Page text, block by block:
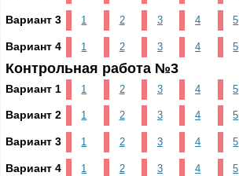
Вариант 3 1 2 3 4 5
Вариант 4 1 2 3 4 5
Контрольная работа №3
Вариант 1 1 2 3 4 5
Вариант 2 1 2 3 4 5
Вариант 3 1 2 3 4 5
Вариант 4 1 2 3 4 5